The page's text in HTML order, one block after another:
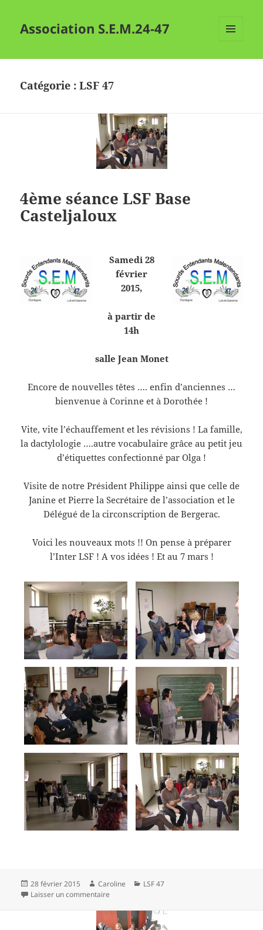
Association S.E.M.24-47
Catégorie :LSF 47
4ème séance LSF Base
Casteljaloux
Samedi 28
février
2015,
à partir de
14h
salle Jean Monet
Encore de nouvelles têtes …. enfin d’anciennes …
bienvenue à Corinne et à Dorothée !
Vite, vite l’échauffement et les révisions ! La famille,
la dactylologie ….autre vocabulaire grâce au petit jeu
d’étiquettes confectionné par Olga !
Visite de notre Président Philippe ainsi que celle de
Janine et Pierre la Secrétaire de l’association et le
Délégué de la circonscription de Bergerac.
Voici les nouveaux mots !! On pense à préparer
l’Inter LSF ! A vos idées ! Et au 7 mars !
Publié
le
28 février 2015 Auteur
Caroline Catégories
LSF 47
Laisser un commentaire